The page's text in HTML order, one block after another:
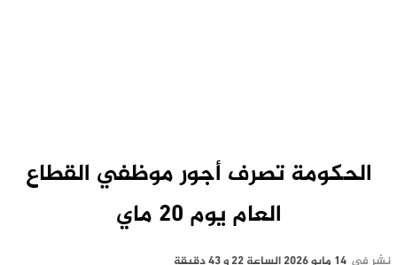
الحكومة تصرف أجور موظفي القطاع
العام يوم 20 ماي